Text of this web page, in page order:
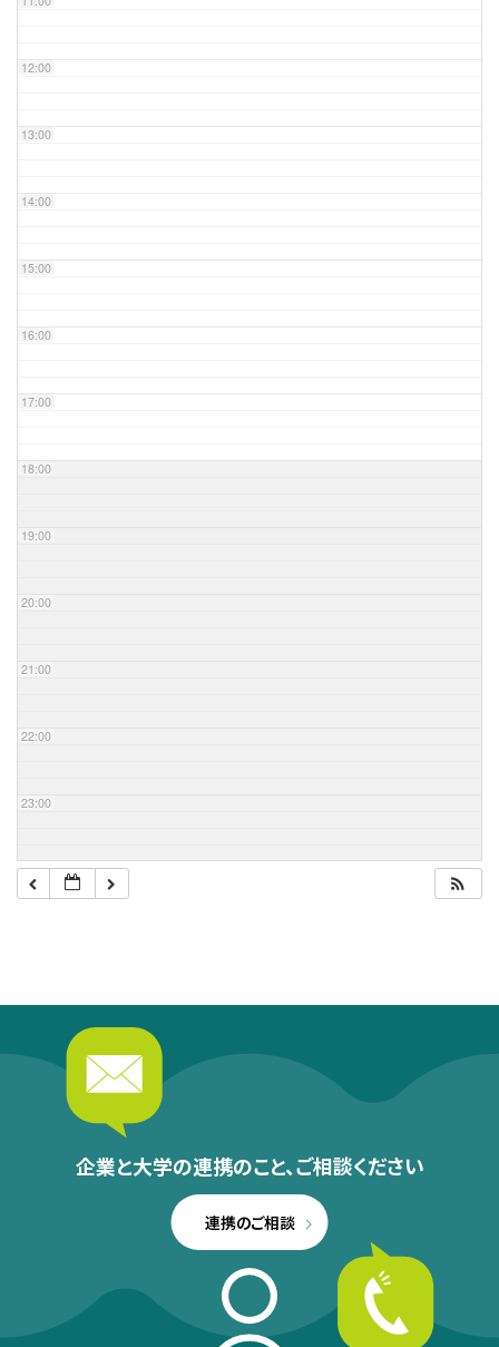
12:00
13:00
14:00
15:00
16:00
17:00
18:00
19:00
20:00
21:00
22:00
23:00
企業と大学の連携のこと、ご相談ください
連携のご相談